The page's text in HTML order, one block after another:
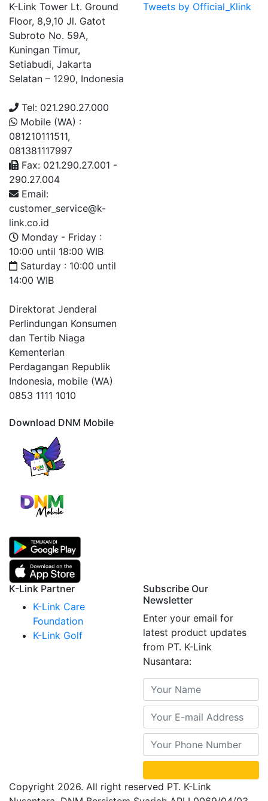
K-Link Tower Lt. Ground
Floor, 8,9,10 Jl. Gatot
Subroto No. 59A,
Kuningan Timur,
Setiabudi, Jakarta
Selatan – 1290, Indonesia
Tel: 021.290.27.000
Mobile (WA) :
081210111511,
081381117997
Fax: 021.290.27.001 -
290.27.004
Email:
customer_service@k-
link.co.id
Monday - Friday :
10:00 until 18:00 WIB
Saturday : 10:00 until
14:00 WIB
Direktorat Jenderal
Perlindungan Konsumen
dan Tertib Niaga
Kementerian
Perdagangan Republik
Indonesia, mobile (WA)
0853 1111 1010
Download DNM Mobile
Tweets by Official_Klink
K-Link Partner
K-Link Care
Foundation
K-Link Golf
Subscribe Our
Newsletter
Enter your email for
latest product updates
from PT. K-Link
Nusantara:
Copyright 2026. All right reserved PT. K-Link